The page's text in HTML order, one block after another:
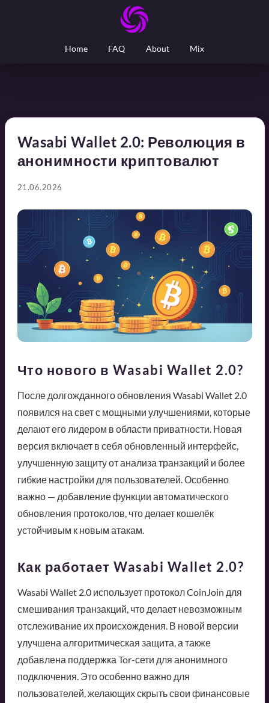
Home FAQ About Mix
Wasabi Wallet 2.0: Революция в
анонимности криптовалют
21.06.2026
Что нового в Wasabi Wallet 2.0?
После долгожданного обновления Wasabi Wallet 2.0
появился на свет с мощными улучшениями, которые
делают его лидером в области приватности. Новая
версия включает в себя обновленный интерфейс,
улучшенную защиту от анализа транзакций и более
гибкие настройки для пользователей. Особенно
важно — добавление функции автоматического
обновления протоколов, что делает кошелёк
устойчивым к новым атакам.
Как работает Wasabi Wallet 2.0?
Wasabi Wallet 2.0 использует протокол CoinJoin для
смешивания транзакций, что делает невозможным
отслеживание их происхождения. В новой версии
улучшена алгоритмическая защита, а также
добавлена поддержка Tor-сети для анонимного
подключения. Это особенно важно для
пользователей, желающих скрыть свои финансовые